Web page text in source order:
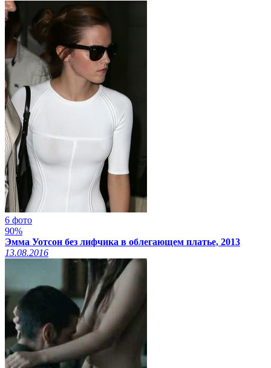
6 фото
90%
Эмма Уотсон без лифчика в облегающем платье, 2013
13.08.2016